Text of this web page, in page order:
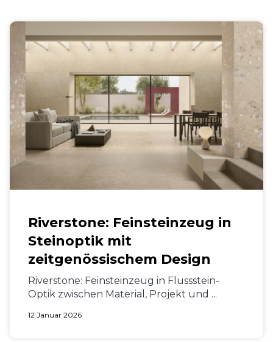
Riverstone: Feinsteinzeug in
Steinoptik mit
zeitgenössischem Design
Riverstone: Feinsteinzeug in Flussstein-
Optik zwischen Material, Projekt und ...
12 Januar 2026